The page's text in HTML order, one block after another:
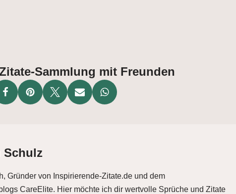
Sammlung mit Freunden
Schulz
Gründer von Inspirierende-Zitate.de und dem
CareElite. Hier möchte ich dir wertvolle Sprüche und Zitate